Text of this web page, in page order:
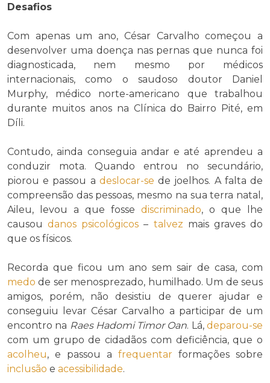
Desafios
Com apenas um ano, César Carvalho começou a
desenvolver uma doença nas pernas que nunca foi
diagnosticada, nem mesmo por médicos
internacionais, como o saudoso doutor Daniel
Murphy, médico norte-americano que trabalhou
durante muitos anos na Clínica do Bairro Pité, em
Díli.
Contudo, ainda conseguia andar e até aprendeu a
conduzir mota. Quando entrou no secundário,
piorou e passou a deslocar-se de joelhos. A falta de
compreensão das pessoas, mesmo na sua terra natal,
Aileu, levou a que fosse discriminado, o que lhe
causoudanos psicológicos – talvez mais graves do
que os físicos.
Recorda que ficou um ano sem sair de casa, com
medo de ser menosprezado, humilhado. Um de seus
amigos, porém, não desistiu de querer ajudar e
conseguiu levar César Carvalho a participar de um
encontro na Raes Hadomi Timor Oan. Lá,deparou-se
com um grupo de cidadãos com deficiência, que o
acolheu, e passou a frequentar formações sobre
inclusão e acessibilidade.